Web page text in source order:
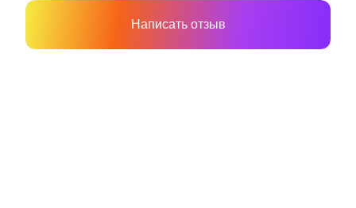
Написать отзыв